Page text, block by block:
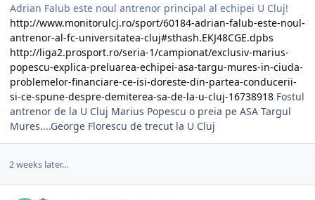
Adrian Falub este noul antrenor principal al echipei U Cluj!
http://www.monitorulcj.ro/sport/60184-adrian-falub-este-noul-
antrenor-al-fc-universitatea-cluj#sthash.EKJ48CGE.dpbs
http://liga2.prosport.ro/seria-1/campionat/exclusiv-marius-
popescu-explica-preluarea-echipei-asa-targu-mures-in-ciuda-
problemelor-financiare-ce-isi-doreste-din-partea-conducerii-
si-ce-spune-despre-demiterea-sa-de-la-u-cluj-16738918 Fostul
antrenor de la U Cluj Marius Popescu o preia pe ASA Targul
Mures....George Florescu de trecut la U Cluj
2 weeks later...